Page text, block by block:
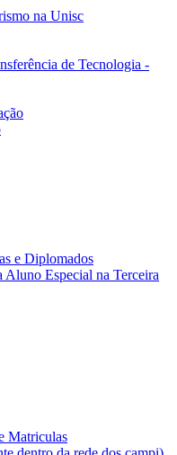
na Unisc
de Tecnologia -
e Diplomados
Especial na Terceira
Matriculas